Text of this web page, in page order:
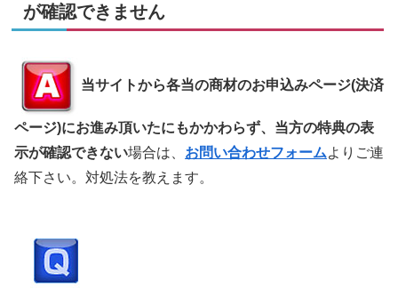
が確認できません
当サイトから各当の商材のお申込みページ(決済
ページ)にお進み頂いたにもかかわらず、当方の特典の表
示が確認できない場合は、 お問い合わせフォームよりご連
絡下さい。対処法を教えます。